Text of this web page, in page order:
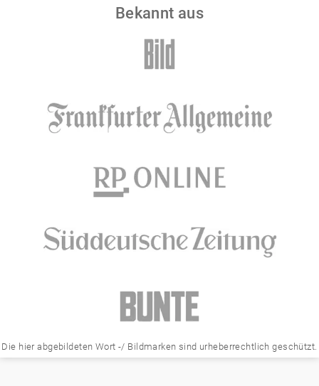
Bekannt aus
Die hier abgebildeten Wort -/ Bildmarken sind urheberrechtlich geschützt.